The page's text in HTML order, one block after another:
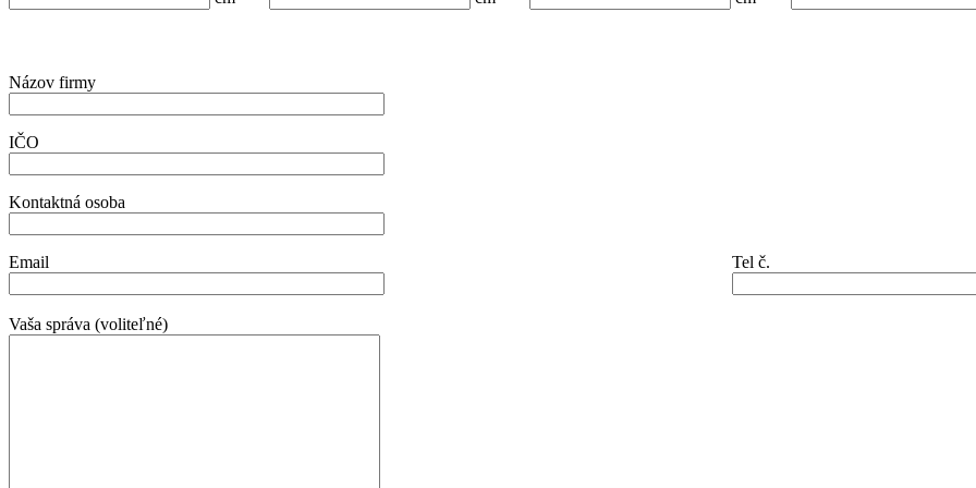
Názov firmy
IČO
Kontaktná osoba
Email Tel č.
Vaša správa (voliteľné)